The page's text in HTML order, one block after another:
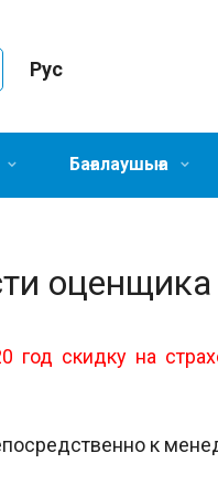
Рус
Бағалаушыға
оценщика
год скидку на
к